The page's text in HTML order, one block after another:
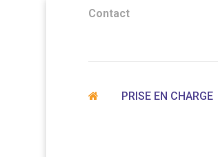
Contact
PRISE EN CHARGE